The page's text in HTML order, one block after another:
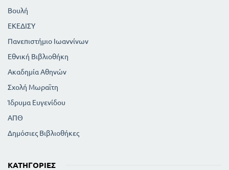
Βουλή
ΕΚΕΔΙΣΥ
Πανεπιστήμιο Ιωαννίνων
Εθνική Βιβλιοθήκη
Ακαδημία Αθηνών
Σχολή Μωραϊτη
Ίδρυμα Ευγενίδου
ΑΠΘ
Δημόσιες Βιβλιοθήκες
ΚΑΤΗΓΟΡΊΕΣ